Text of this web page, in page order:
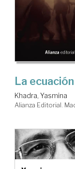
La
Khadra, Yasmina
Alianza Editorial.